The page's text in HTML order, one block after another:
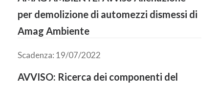
per demolizione di automezzi dismessi di
Amag Ambiente
Scadenza: 19/07/2022
AVVISO: Ricerca dei componenti del